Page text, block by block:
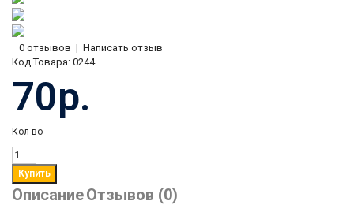
0 отзывов | Написать отзыв
Код Товара: 0244
70р.
Кол-во
ОписаниеОтзывов (0)